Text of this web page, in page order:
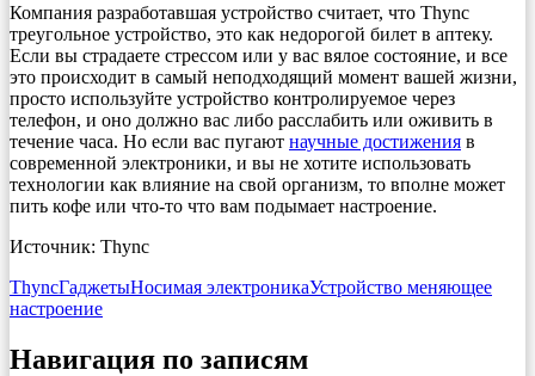
Компания разработавшая устройство считает, что Thync
треугольное устройство, это как недорогой билет в аптеку.
Если вы страдаете стрессом или у вас вялое состояние, и все
это происходит в самый неподходящий момент вашей жизни,
просто используйте устройство контролируемое через
телефон, и оно должно вас либо расслабить или оживить в
течение часа. Но если вас пугают научные достижения в
современной электроники, и вы не хотите использовать
технологии как влияние на свой организм, то вполне может
пить кофе или что-то что вам подымает настроение.
Источник: Thync
ThyncГаджетыНосимая электроникаУстройство меняющее
настроение
Навигация по записям